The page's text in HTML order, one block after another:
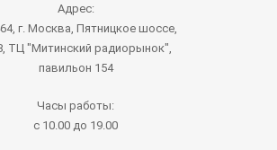
Адрес:
г. Москва, Пятницкое шоссе,
ТЦ "Митинский радиорынок",
павильон 154
Часы работы:
с 10.00 до 19.00